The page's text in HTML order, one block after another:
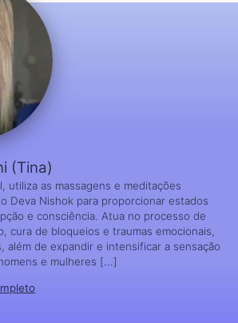
(Tina)
utiliza as massagens e meditações
Deva Nishok para proporcionar estados
e consciência. Atua no processo de
cura de bloqueios e traumas emocionais,
além de expandir e intensificar a sensação
e mulheres [...]